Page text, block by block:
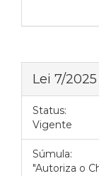
Lei 7/2025
Status:
Vigente
Súmula:
"Autoriza o